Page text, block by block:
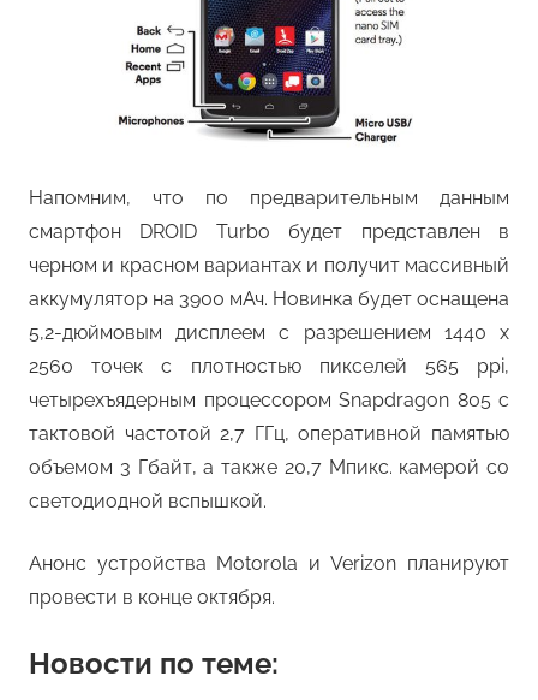
Напомним, что по предварительным данным
смартфон DROID Turbo будет представлен в
черном и красном вариантах и получит массивный
аккумулятор на 3900 мАч. Новинка будет оснащена
5,2-дюймовым дисплеем с разрешением 1440 x
2560 точек с плотностью пикселей 565 ppi,
четырехъядерным процессором Snapdragon 805 с
тактовой частотой 2,7 ГГц, оперативной памятью
объемом 3 Гбайт, а также 20,7 Мпикс. камерой со
светодиодной вспышкой.
Анонс устройства Motorola и Verizon планируют
провести в конце октября.
Новости по теме: